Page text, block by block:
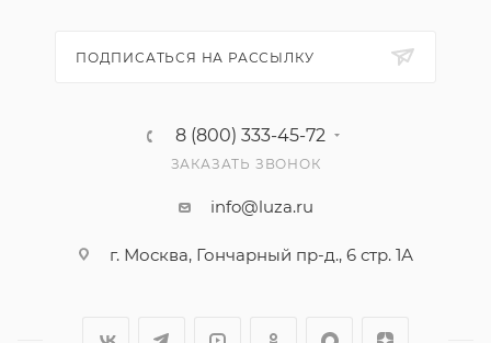
ПОДПИСАТЬСЯ НА РАССЫЛКУ
8 (800) 333-45-72
ЗАКАЗАТЬ ЗВОНОК
info@luza.ru
г. Москва, Гончарный пр-д., 6 стр. 1А